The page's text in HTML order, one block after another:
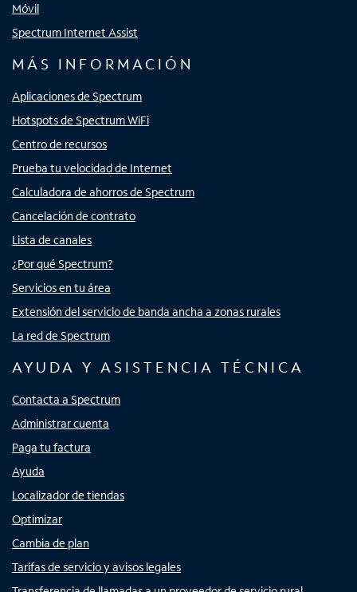
Móvil
Spectrum Internet Assist
MÁS INFORMACIÓN
Aplicaciones de Spectrum
Hotspots de Spectrum WiFi
Centro de recursos
Prueba tu velocidad de Internet
Calculadora de ahorros de Spectrum
Cancelación de contrato
Lista de canales
¿Por qué Spectrum?
Servicios en tu área
Extensión del servicio de banda ancha a zonas rurales
La red de Spectrum
AYUDA Y ASISTENCIA TÉCNICA
Contacta a Spectrum
Administrar cuenta
Paga tu factura
Ayuda
Localizador de tiendas
Optimizar
Cambia de plan
Tarifas de servicio y avisos legales